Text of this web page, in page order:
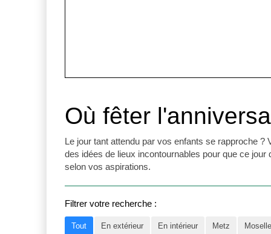
Où fêter
Le jour tant attendu par vos enfants se rapproche
des idées de lieux incontournables pour que ce
selon vos aspirations.
Filtrer votre recherche :
Tout En extérieur En intérieur Metz Moselle